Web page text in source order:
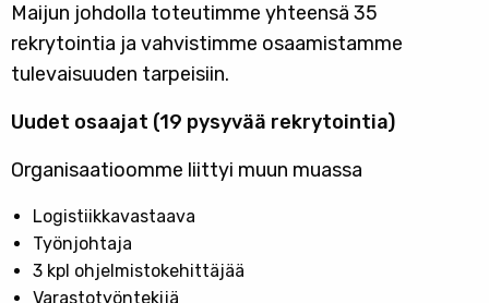
Maijun johdolla toteutimme yhteensä 35
rekrytointia ja vahvistimme osaamistamme
tulevaisuuden tarpeisiin.
Uudet osaajat (19 pysyvää rekrytointia)
Organisaatioomme liittyi muun muassa
Logistiikkavastaava
Työnjohtaja
3 kpl ohjelmistokehittäjää
Varastotyöntekijä